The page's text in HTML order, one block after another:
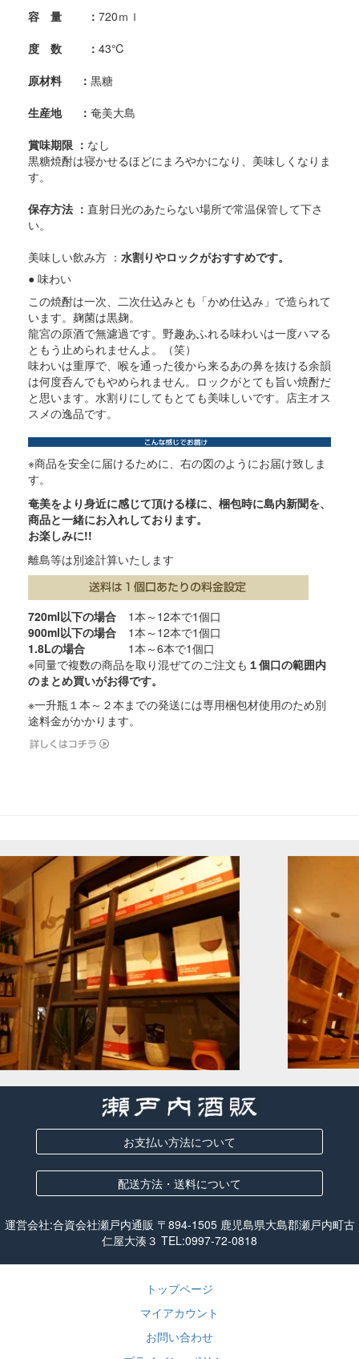
容 量 ： 720ｍｌ
度 数 ： 43℃
原材料 ： 黒糖
生産地 ： 奄美大島
賞味期限 ： なし
黒糖焼酎は寝かせるほどにまろやかになり、美味しくなりま
す。
保存方法 ： 直射日光のあたらない場所で常温保管して下さ
い。
美味しい飲み方 ： 水割りやロックがおすすめです。
● 味わい
この焼酎は一次、二次仕込みとも「かめ仕込み」で造られて
います。麹菌は黒麹。
龍宮の原酒で無濾過です。野趣あふれる味わいは一度ハマる
ともう止められませんよ。（笑）
味わいは重厚で、喉を通った後から来るあの鼻を抜ける余韻
は何度呑んでもやめられません。ロックがとても旨い焼酎だ
と思います。水割りにしてもとても美味しいです。店主オス
スメの逸品です。
※商品を安全に届けるために、右の図のようにお届け致しま
す。
奄美をより身近に感じて頂ける様に、梱包時に島内新聞を、
商品と一緒にお入れしております。
お楽しみに!!
離島等は別途計算いたします
720ml以下の場合 1本～12本で1個口
900ml以下の場合 1本～12本で1個口
1.8Lの場合
1本～6本で1個口
※同量で複数の商品を取り混ぜてのご注文も １個口の範囲内
のまとめ買いがお得です。
※一升瓶１本～２本までの発送には専用梱包材使用のため別
途料金がかかります。
お支払い方法について
配送方法・送料について
運営会社:合資会社瀬戸内通販 〒894-1505 鹿児島県大島郡瀬戸内町古
仁屋大湊３ TEL:0997-72-0818
トップページ
マイアカウント
お問い合わせ